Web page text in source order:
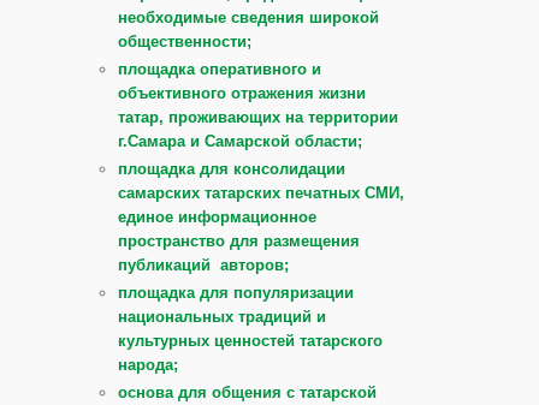
необходимые сведения широкой
общественности;
площадка оперативного и
объективного отражения жизни
татар, проживающих на территории
г.Самара и Самарской области;
площадка для консолидации
самарских татарских печатных СМИ,
единое информационное
пространство для размещения
публикаций авторов;
площадка для популяризации
национальных традиций и
культурных ценностей татарского
народа;
основа для общения с татарской